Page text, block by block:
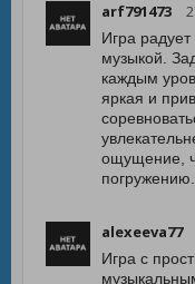
arf791473
Игра
музыкой.
каждым
яркая и
ощущение,
погружению.
alexeeva77
Игра с